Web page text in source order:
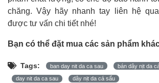
chăng. Vậy hãy nhanh tay liên hệ qua
được tư vấn chi tiết nhé!
Bạn có thể đặt mua các sản phẩm
Tags: ban day nit da ca sau bán dây nịt da
day nit da ca sau dây nịt da cá sấu